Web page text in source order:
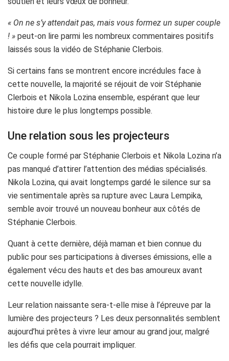
« On ne s’y attendait pas, mais vous formez un super couple
! » peut-on lire parmi les nombreux commentaires positifs
laissés sous la vidéo de Stéphanie Clerbois.
Si certains fans se montrent encore incrédules face à
cette nouvelle, la majorité se réjouit de voir Stéphanie
Clerbois et Nikola Lozina ensemble, espérant que leur
histoire dure le plus longtemps possible.
Une relation sous les projecteurs
Ce couple formé par Stéphanie Clerbois et Nikola Lozina n’a
pas manqué d’attirer l’attention des médias spécialisés.
Nikola Lozina, qui avait longtemps gardé le silence sur sa
vie sentimentale après sa rupture avec Laura Lempika,
semble avoir trouvé un nouveau bonheur aux côtés de
Stéphanie Clerbois.
Quant à cette dernière, déjà maman et bien connue du
public pour ses participations à diverses émissions, elle a
également vécu des hauts et des bas amoureux avant
cette nouvelle idylle.
Leur relation naissante sera-t-elle mise à l’épreuve par la
lumière des projecteurs ? Les deux personnalités semblent
aujourd’hui prêtes à vivre leur amour au grand jour, malgré
les défis que cela pourrait impliquer.